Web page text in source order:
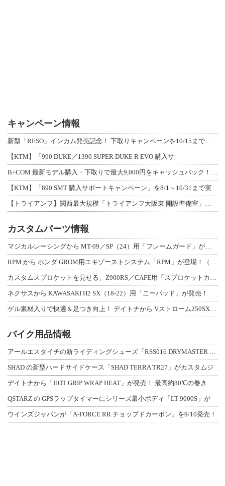
キャンペーン情報
新型「RESO」インカム発売記念！ 下取りキャンペーンを10/15まで延長して開
【KTM】「990 DUKE／1390 SUPER DUKE R EVO 購入サ
B+COM 最新モデル購入・下取りで最大9,000円をキャッシュバック！「B+F
【KTM】「890 SMT 購入サポートキャンペーン」を8/1～10/31まで実
【トライアンフ】関西最大規模「トライアンフ大阪東 開設準備室」がオープン！ 限定
カスタムパーツ情報
マジカルレーシングから MT-09／SP（24）用「フレームガード」が登場！
RPM から ホンダ GROM用エキゾーストシステム「RPM」が登場！（動画あり
カスタムスプロケットを見せる、Z900RS／CAFE用「スプロケットカバーフルキ
ネクサスから KAWASAKI H2 SX（18-22）用「ニーパッド」が発売！
ゲル素材入りで快適＆足つき向上！ デイトナから Vストローム250SX用「快適ロ
バイク用品情報
アールエスタイチの新ライディングシューズ「RSS016 DRYMASTER スト
SHAD の新型ハードサイドケース「SHAD TERRA TR27」がカスタムジ
デイトナから「HOT GRIP WRAP HEAT」が発売！ 最高約80℃の巻き
QSTARZ の GPSラップタイマーにシリーズ最小ボディ「LT-9000S」が
ウインズジャパンが「A-FORCE RR チョップドカーボン」を9/10発売！